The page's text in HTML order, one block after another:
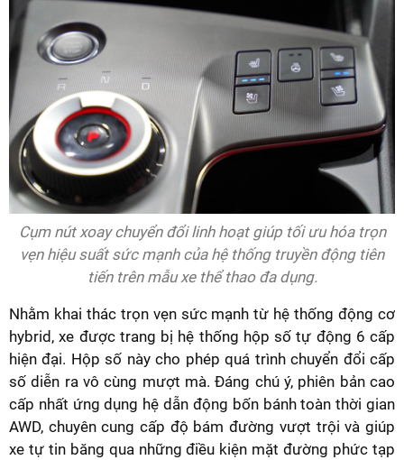
Cụm nút xoay chuyển đổi linh hoạt giúp tối ưu hóa trọn
vẹn hiệu suất sức mạnh của hệ thống truyền động tiên
tiến trên mẫu xe thể thao đa dụng.
Nhằm khai thác trọn vẹn sức mạnh từ hệ thống động cơ
hybrid, xe được trang bị hệ thống hộp số tự động 6 cấp
hiện đại. Hộp số này cho phép quá trình chuyển đổi cấp
số diễn ra vô cùng mượt mà. Đáng chú ý, phiên bản cao
cấp nhất ứng dụng hệ dẫn động bốn bánh toàn thời gian
AWD, chuyên cung cấp độ bám đường vượt trội và giúp
xe tự tin băng qua những điều kiện mặt đường phức tạp